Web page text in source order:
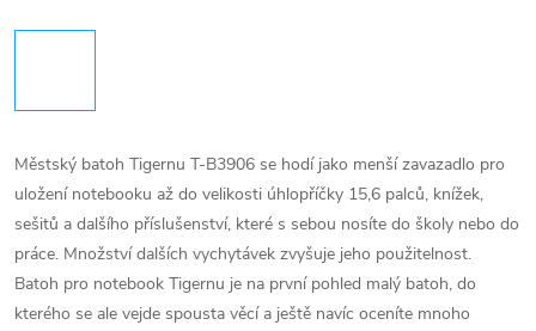
Městský batoh Tigernu T-B3906 se hodí jako menší zavazadlo pro
uložení notebooku až do velikosti úhlopříčky 15,6 palců, knížek,
sešitů a dalšího příslušenství, které s sebou nosíte do školy nebo do
práce. Množství dalších vychytávek zvyšuje jeho použitelnost.
Batoh pro notebook Tigernu je na první pohled malý batoh, do
kterého se ale vejde spousta věcí a ještě navíc oceníte mnoho